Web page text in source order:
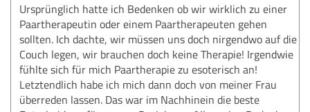
Ursprünglich hatte ich Bedenken ob wir wirklich zu einer
Paartherapeutin oder einem Paartherapeuten gehen
sollten. Ich dachte, wir müssen uns doch nirgendwo auf die
Couch legen, wir brauchen doch keine Therapie! Irgendwie
fühlte sich für mich Paartherapie zu esoterisch an!
Letztendlich habe ich mich dann doch von meiner Frau
überreden lassen. Das war im Nachhinein die beste